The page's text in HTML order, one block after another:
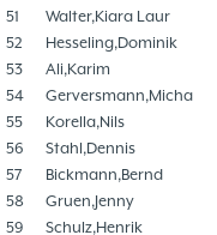
51
Walter,Kiara Laur
52
Hesseling,Dominik
53
Ali,Karim
54
Gerversmann,Micha
55
Korella,Nils
56
Stahl,Dennis
57
Bickmann,Bernd
58
Gruen,Jenny
59
Schulz,Henrik